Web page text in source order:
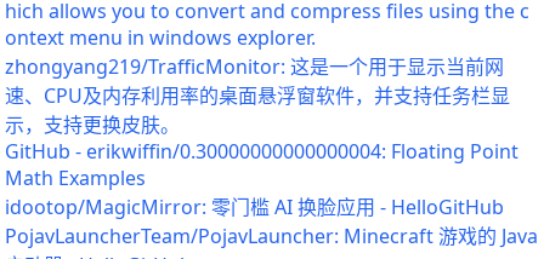
hich allows you to convert and compress files using the c
ontext menu in windows explorer.
zhongyang219/TrafficMonitor: 这是一个用于显示当前网
速、CPU及内存利用率的桌面悬浮窗软件，并支持任务栏显
示，支持更换皮肤。
GitHub - erikwiffin/0.30000000000000004: Floating Point
Math Examples
idootop/MagicMirror: 零门槛 AI 换脸应用 - HelloGitHub
PojavLauncherTeam/PojavLauncher: Minecraft 游戏的 Java